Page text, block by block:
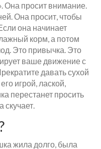
Она просит внимание.
Она просит, чтобы
она начинает
корм, а потом
Это привычка. Это
ваше движение с
давать сухой
игрой, лаской,
перестанет просить
скучает.
жила долго, была